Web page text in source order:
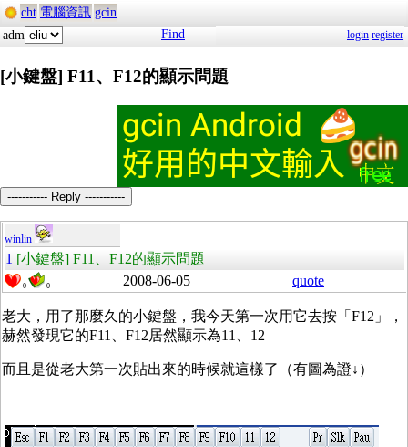
cht 電腦資訊 gcin
adm
Find login register
[小鍵盤] F11、F12的顯示問題
----------- Reply -----------
winlin
1 [小鍵盤] F11、F12的顯示問題
0 0 2008-06-05 quote
老大，用了那麼久的小鍵盤，我今天第一次用它去按「F12」，
赫然發現它的F11、F12居然顯示為11、12
而且是從老大第一次貼出來的時候就這樣了（有圖為證↓）